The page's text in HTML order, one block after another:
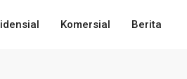
Komersial Berita